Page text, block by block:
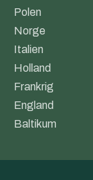
Polen
Norge
Italien
Holland
Frankrig
England
Baltikum